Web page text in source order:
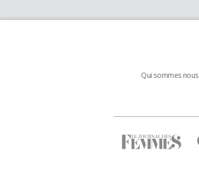
Qui sommes nous